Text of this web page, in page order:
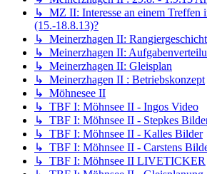
↳ MZ II: Interesse an einem Treffen
(15.-18.8.13)?
↳ Meinerzhagen II:
↳ Meinerzhagen II:
↳ Meinerzhagen II: Gleisplan
↳ Meinerzhagen II : Betriebskonzept
↳ Möhnesee II
↳ TBF I: Möhnsee II - Ingos Video
↳ TBF I: Möhnsee II - Stepkes
↳ TBF I: Möhnsee II - Kalles Bilder
↳ TBF I: Möhnsee II - Carstens
↳ TBF I: Möhnsee II LIVETICKER